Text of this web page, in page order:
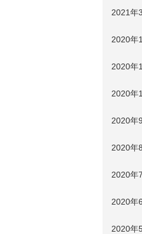
2021年
2020年
2020年
2020年
2020年
2020年
2020年
2020年
2020年